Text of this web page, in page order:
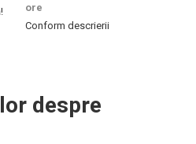
ore
Conform descrierii
despre